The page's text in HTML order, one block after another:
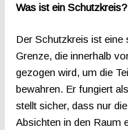
Was ist ein Schutzkreis?
Der Schutzkreis ist
Grenze, die innerhalb
gezogen wird, um die
bewahren. Er fungiert
stellt sicher, dass nur
Absichten in den Raum